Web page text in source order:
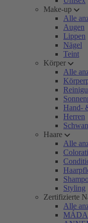
Make-up
Alle
Augen
Lippen
Nägel
Teint
Körper
Alle
Hand-
Herren
Haare
Alle
Styling
Zertifizierte
Alle